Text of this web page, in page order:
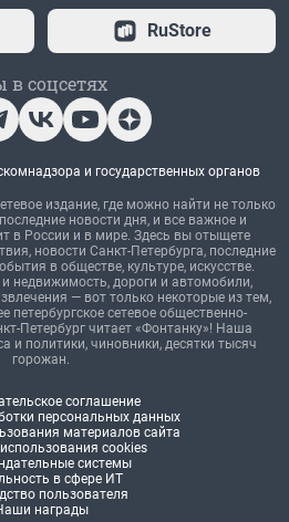
RuStore
соцсетях
и государственных органов
издание, где можно найти не только
новости дня, и все важное и
в России и в мире. Здесь вы отыщете
новости Санкт-Петербурга, последние
в обществе, культуре, искусстве.
и недвижимость, дороги и автомобили,
— вот только некоторые из тем,
петербургское сетевое общественно-
Петербург читает «Фонтанку»! Наша
и политики, чиновники, десятки тысяч
горожан.
соглашение
персональных данных
материалов сайта
cookies
системы
в сфере ИТ
пользователя
награды